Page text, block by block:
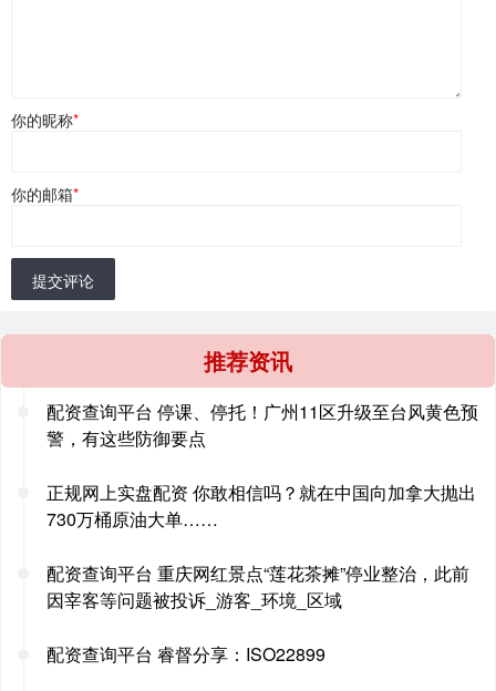
你的昵称*
你的邮箱*
提交评论
推荐资讯
配资查询平台 停课、停托！广州11区升级至台风黄色预
警，有这些防御要点
正规网上实盘配资 你敢相信吗？就在中国向加拿大抛出
730万桶原油大单……
配资查询平台 重庆网红景点“莲花茶摊”停业整治，此前
因宰客等问题被投诉_游客_环境_区域
配资查询平台 睿督分享：ISO22899